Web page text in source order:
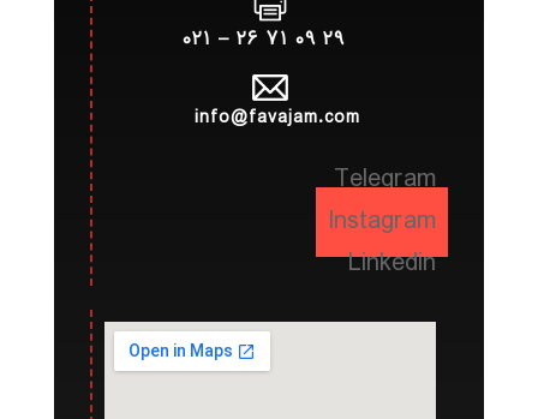
۲۹ ۰۹ ۷۱ ۲۶ – ۰۲۱
info@favajam.com
Telegram
Instagram
Linkedin